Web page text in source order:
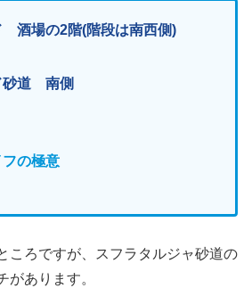
酒場の2階(階段は南西側)
砂道 南側
の極意
ころですが、スフラタルジャ砂道の
があります。